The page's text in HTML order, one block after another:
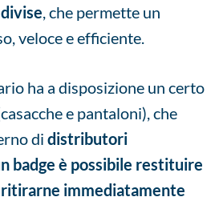
, che permette un
veloce e efficiente.
ha a disposizione un certo
e pantaloni), che
di distributori
badge è possibile restituire
ritirarne immediatamente